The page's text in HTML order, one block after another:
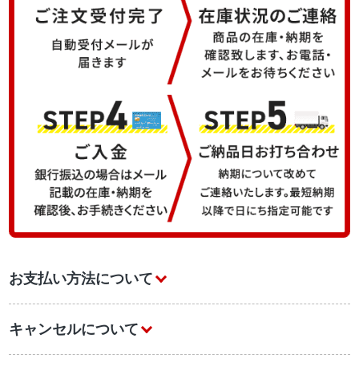
お支払い方法について
キャンセルについて